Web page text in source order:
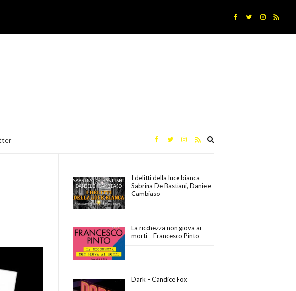
I delitti della luce bianca –
Sabrina De Bastiani, Daniele
Cambiaso
La ricchezza non giova ai
morti – Francesco Pinto
Dark – Candice Fox